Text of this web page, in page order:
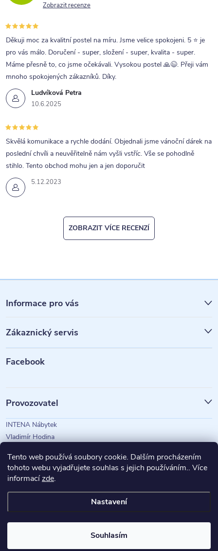
Tento web používá soubory cookie. Dalším procházením
tohoto webu vyjadřujete souhlas s jejich používáním.. Více
informacízde.
Nastavení
Souhlasím
Zobrazit recenze
Ludvíková Petra
10.6.2025
Děkuji moc za kvalitní postel na míru. Jsme velice spokojeni. 5 ⭐ je
pro vás málo. Doručení - super, složení - super, kvalita - super.
Máme přesně to, co jsme očekávali. Vysokou postel 🙏😉. Přeji vám
mnoho spokojených zákazníků. Díky.
5.12.2023
Skvělá komunikace a rychle dodání. Objednali jsme vánoční dárek na
poslední chvíli a neuvěřitelně nám vyšli vstříc. Vše se pohodlně
stihlo. Tento obchod mohu jen a jen doporučit
ZOBRAZIT VÍCE RECENZÍ
á
p
a
Informace pro vás
Zákaznický servis
Facebook
Provozovatel
INTENA Nábytek
Vladimír Hodina
Copyright 2026INTENA Nábytek. Všechna práva vyhrazena.